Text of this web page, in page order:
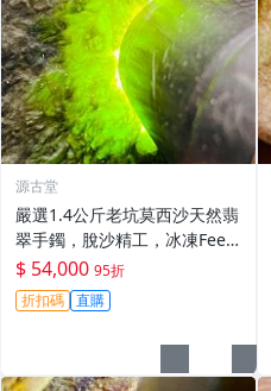
源古堂
嚴選1.4公斤老坑莫西沙天然翡
翠手鐲，脫沙精工，冰凍Feel
足，熒光璀璨，保真收藏級#
翡翠 #天然翡翠 #A貨翡翠玉石
$ 54,000 95折
折扣碼 直購